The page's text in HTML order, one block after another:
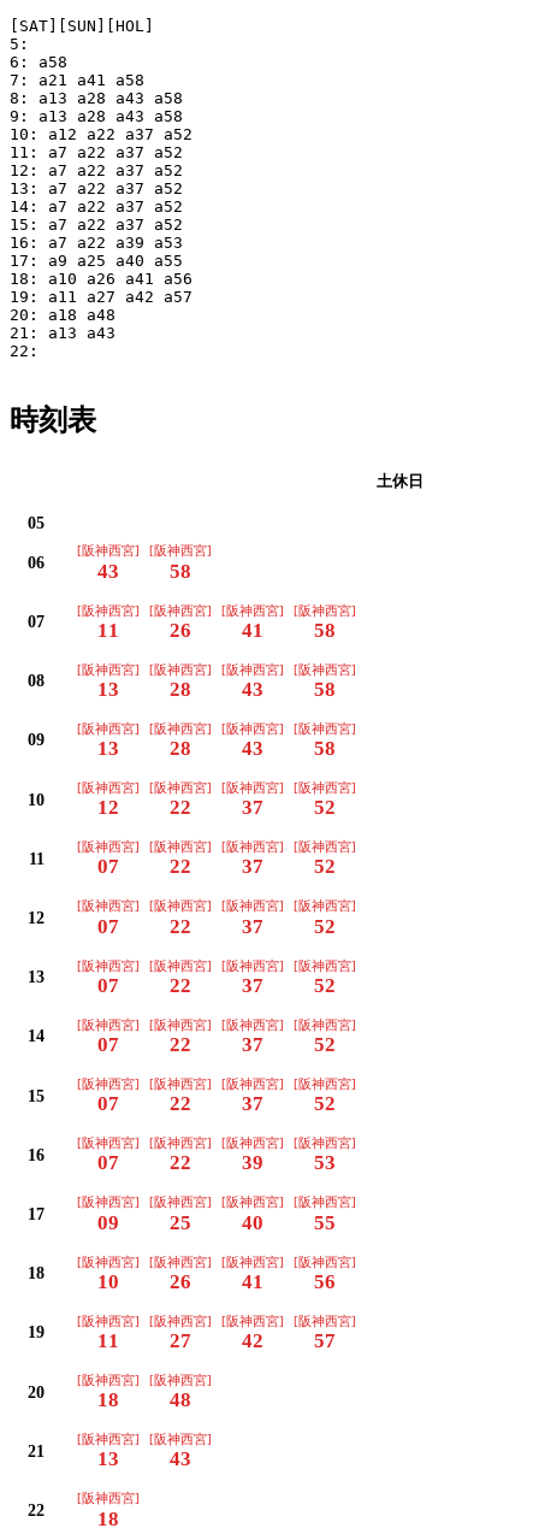
[SAT][SUN][HOL]
5:
6: a58
7: a21 a41 a58
8: a13 a28 a43 a58
9: a13 a28 a43 a58
10: a12 a22 a37 a52
11: a7 a22 a37 a52
12: a7 a22 a37 a52
13: a7 a22 a37 a52
14: a7 a22 a37 a52
15: a7 a22 a37 a52
16: a7 a22 a39 a53
17: a9 a25 a40 a55
18: a10 a26 a41 a56
19: a11 a27 a42 a57
20: a18 a48
21: a13 a43
22:
時刻表
土休日
05
06
[阪神西宮]
43
[阪神西宮]
58
07
[阪神西宮]
11
[阪神西宮]
26
[阪神西宮]
41
[阪神西宮]
58
08
[阪神西宮]
13
[阪神西宮]
28
[阪神西宮]
43
[阪神西宮]
58
09
[阪神西宮]
13
[阪神西宮]
28
[阪神西宮]
43
[阪神西宮]
58
10
[阪神西宮]
12
[阪神西宮]
22
[阪神西宮]
37
[阪神西宮]
52
11
[阪神西宮]
07
[阪神西宮]
22
[阪神西宮]
37
[阪神西宮]
52
12
[阪神西宮]
07
[阪神西宮]
22
[阪神西宮]
37
[阪神西宮]
52
13
[阪神西宮]
07
[阪神西宮]
22
[阪神西宮]
37
[阪神西宮]
52
14
[阪神西宮]
07
[阪神西宮]
22
[阪神西宮]
37
[阪神西宮]
52
15
[阪神西宮]
07
[阪神西宮]
22
[阪神西宮]
37
[阪神西宮]
52
16
[阪神西宮]
07
[阪神西宮]
22
[阪神西宮]
39
[阪神西宮]
53
17
[阪神西宮]
09
[阪神西宮]
25
[阪神西宮]
40
[阪神西宮]
55
18
[阪神西宮]
10
[阪神西宮]
26
[阪神西宮]
41
[阪神西宮]
56
19
[阪神西宮]
11
[阪神西宮]
27
[阪神西宮]
42
[阪神西宮]
57
20
[阪神西宮]
18
[阪神西宮]
48
21
[阪神西宮]
13
[阪神西宮]
43
22
[阪神西宮]
18